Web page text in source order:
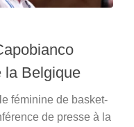
la Belgique
féminine de basket-
de presse à la